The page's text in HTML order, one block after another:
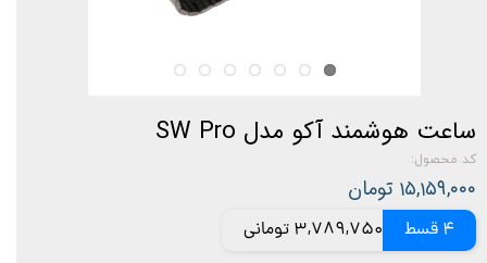
ساعت هوشمند آکو مدل SW Pro
کد محصول:
۱۵,۱۵۹,۰۰۰ تومان
4 قسط 3,789,750 تومانی